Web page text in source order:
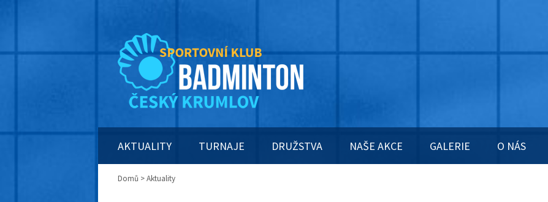
AKTUALITY TURNAJE DRUŽSTVA NAŠE AKCE GALERIE O NÁS
Domů > Aktuality